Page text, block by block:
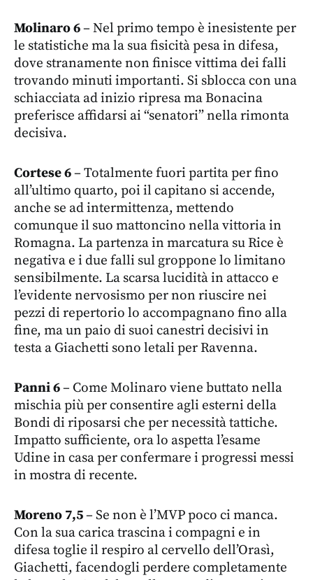
Molinaro 6– Nel primo tempo è inesistente per
le statistiche ma la sua fisicità pesa in difesa,
dove stranamente non finisce vittima dei falli
trovando minuti importanti. Si sblocca con una
schiacciata ad inizio ripresa ma Bonacina
preferisce affidarsi ai “senatori” nella rimonta
decisiva.
Cortese 6– Totalmente fuori partita per fino
all’ultimo quarto, poi il capitano si accende,
anche se ad intermittenza, mettendo
comunque il suo mattoncino nella vittoria in
Romagna. La partenza in marcatura su Rice è
negativa e i due falli sul groppone lo limitano
sensibilmente. La scarsa lucidità in attacco e
l’evidente nervosismo per non riuscire nei
pezzi di repertorio lo accompagnano fino alla
fine, ma un paio di suoi canestri decisivi in
testa a Giachetti sono letali per Ravenna.
Panni 6– Come Molinaro viene buttato nella
mischia più per consentire agli esterni della
Bondi di riposarsi che per necessità tattiche.
Impatto sufficiente, ora lo aspetta l’esame
Udine in casa per confermare i progressi messi
in mostra di recente.
Moreno 7,5– Se non è l’MVP poco ci manca.
Con la sua carica trascina i compagni e in
difesa toglie il respiro al cervello dell’Orasì,
Giachetti, facendogli perdere completamente